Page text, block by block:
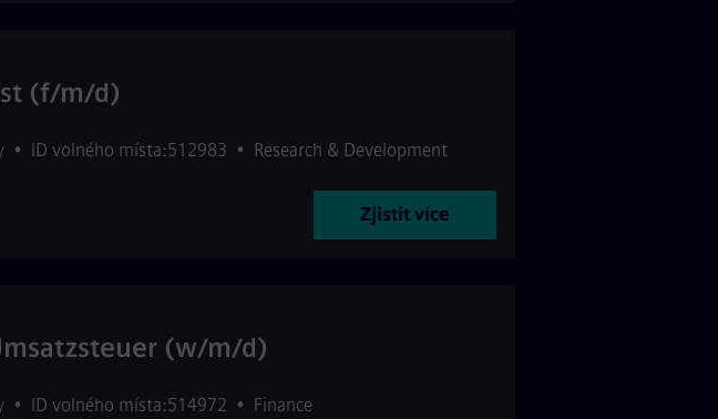
(f/m/d)
• ID volného místa:512983 • Research & Development
Zjistit více
(w/m/d)
• ID volného místa:514972 • Finance